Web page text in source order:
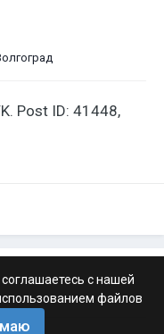
Post ID: 41448,
с нашей
файлов